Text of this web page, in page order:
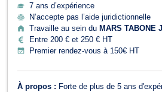
7 ans d’expérience
N’accepte pas l’aide juridictionnelle
Travaille au sein du MARS TABONE
Entre 200 € et 250 € HT
Premier rendez-vous à 150€ HT
À propos : Forte de plus de 5 ans